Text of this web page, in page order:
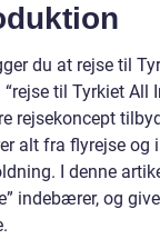
du at rejse til
“rejse til Tyrkiet
rejsekoncept
alt fra flyrejse og
I denne
indebærer, og